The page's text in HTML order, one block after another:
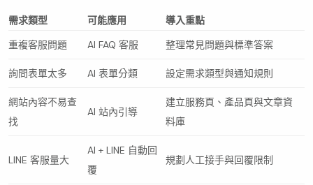
需求類型 可能應用
導入重點
重複客服問題
AI FAQ 客服 整理常見問題與標準答案
詢問表單太多 AI 表單分類 設定需求類型與通知規則
網站內容不易查
找
AI 站內引導
建立服務頁、產品頁與文章資
料庫
LINE 客服量大
AI + LINE 自動回
覆
規劃人工接手與回覆限制